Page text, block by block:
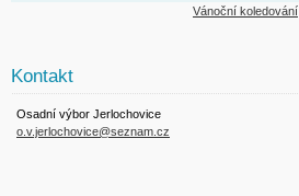
Vánoční koledování
Kontakt
Osadní výbor Jerlochovice
o.v.jerlochovice@seznam.cz